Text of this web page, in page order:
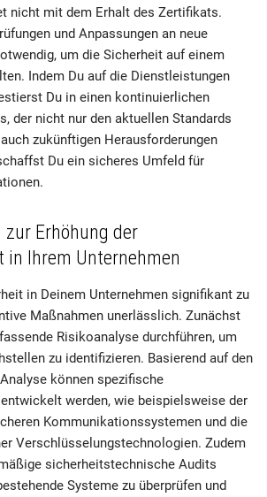
nicht mit dem Erhalt des Zertifikats.
und Anpassungen an neue
um die Sicherheit auf einem
Indem Du auf die Dienstleistungen
Du in einen kontinuierlichen
der nicht nur den aktuellen Standards
zukünftigen Herausforderungen
Du ein sicheres Umfeld für
Erhöhung der
in Ihrem Unternehmen
in Deinem Unternehmen signifikant zu
Maßnahmen unerlässlich. Zunächst
Risikoanalyse durchführen, um
zu identifizieren. Basierend auf den
können spezifische
werden, wie beispielsweise der
Kommunikationssystemen und die
Verschlüsselungstechnologien. Zudem
sicherheitstechnische Audits
Systeme zu überprüfen und